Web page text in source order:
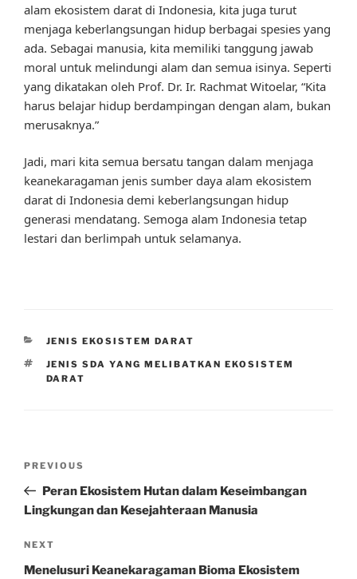
alam ekosistem darat di Indonesia, kita juga turut
menjaga keberlangsungan hidup berbagai spesies yang
ada. Sebagai manusia, kita memiliki tanggung jawab
moral untuk melindungi alam dan semua isinya. Seperti
yang dikatakan oleh Prof. Dr. Ir. Rachmat Witoelar, “Kita
harus belajar hidup berdampingan dengan alam, bukan
merusaknya.”
Jadi, mari kita semua bersatu tangan dalam menjaga
keanekaragaman jenis sumber daya alam ekosistem
darat di Indonesia demi keberlangsungan hidup
generasi mendatang. Semoga alam Indonesia tetap
lestari dan berlimpah untuk selamanya.
CATEGORIES
JENIS EKOSISTEM DARAT
TAGS
JENIS SDA YANG MELIBATKAN EKOSISTEM
DARAT
Previous
Post
PREVIOUS
Peran Ekosistem Hutan dalam Keseimbangan
Lingkungan dan Kesejahteraan Manusia
Next
Post
NEXT
Menelusuri Keanekaragaman Bioma Ekosistem